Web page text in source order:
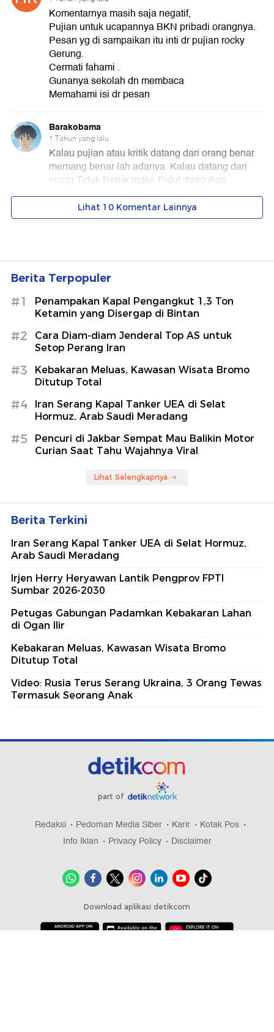
Berita Terpopuler
#1
Penampakan Kapal Pengangkut 1,3 Ton
Ketamin yang Disergap di Bintan
#2
Cara Diam-diam Jenderal Top AS untuk
Setop Perang Iran
#3
Kebakaran Meluas, Kawasan Wisata Bromo
Ditutup Total
#4
Iran Serang Kapal Tanker UEA di Selat
Hormuz, Arab Saudi Meradang
#5
Pencuri di Jakbar Sempat Mau Balikin Motor
Curian Saat Tahu Wajahnya Viral
Lihat Selengkapnya
Berita Terkini
Iran Serang Kapal Tanker UEA di Selat Hormuz,
Arab Saudi Meradang
Irjen Herry Heryawan Lantik Pengprov FPTI
Sumbar 2026-2030
Petugas Gabungan Padamkan Kebakaran Lahan
di Ogan Ilir
Kebakaran Meluas, Kawasan Wisata Bromo
Ditutup Total
Video: Rusia Terus Serang Ukraina, 3 Orang Tewas
Termasuk Seorang Anak
part of
Redaksi Pedoman Media Siber Karir
Kotak Pos
Info Iklan
Privacy Policy Disclaimer
Download aplikasi detikcom